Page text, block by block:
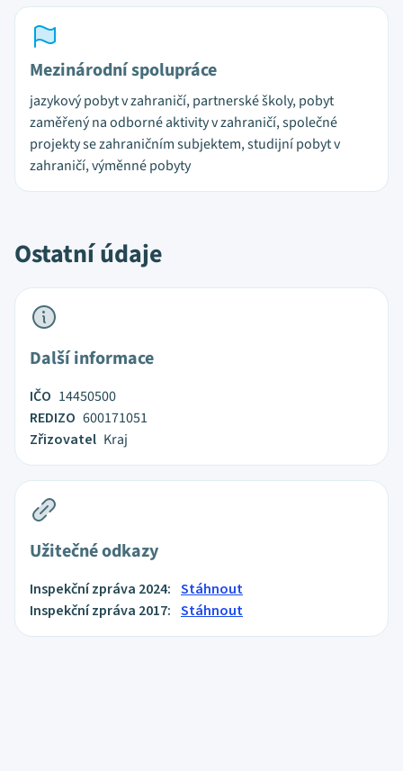
Mezinárodní spolupráce
jazykový pobyt v zahraničí, partnerské školy, pobyt
zaměřený na odborné aktivity v zahraničí, společné
projekty se zahraničním subjektem, studijní pobyt v
zahraničí, výměnné pobyty
Ostatní údaje
Další informace
IČO 14450500
REDIZO 600171051
Zřizovatel Kraj
Užitečné odkazy
Inspekční zpráva 2024: Stáhnout
Inspekční zpráva 2017: Stáhnout